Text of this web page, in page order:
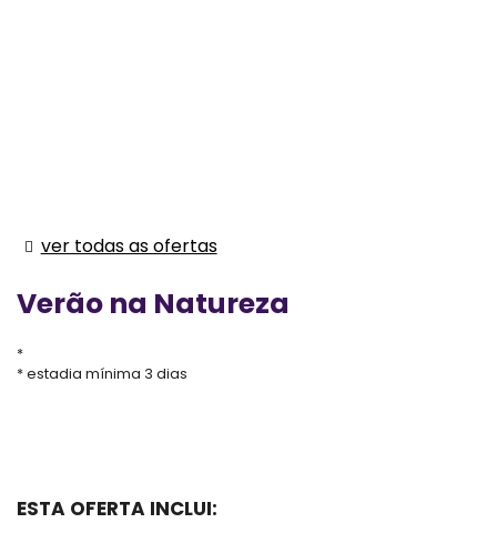
ver todas as ofertas
Verão na Natureza
estadia mínima 3 dias
ESTA OFERTA INCLUI: